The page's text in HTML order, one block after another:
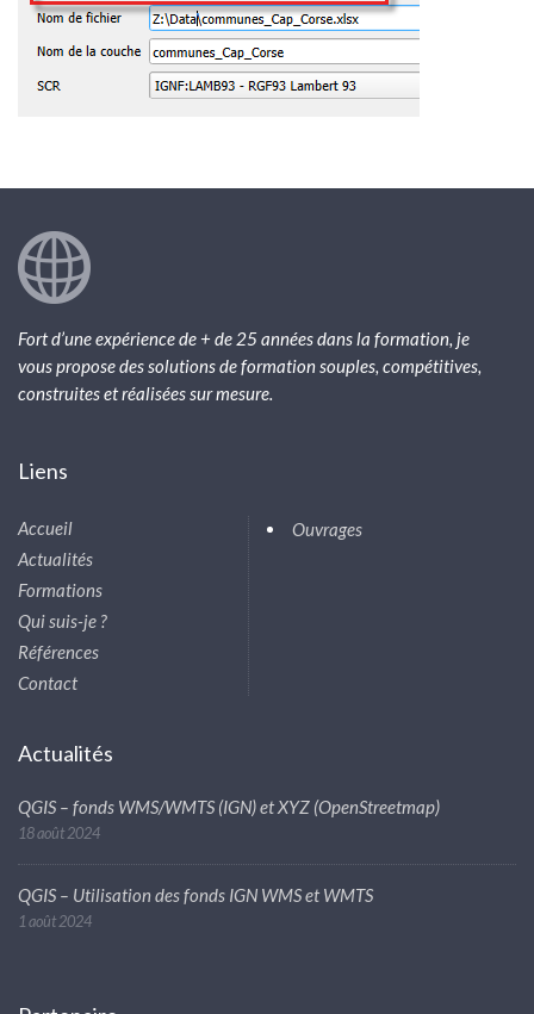
Fort d’une expérience de + de 25 années dans la formation, je
vous propose des solutions de formation souples, compétitives,
construites et réalisées sur mesure.
Liens
Accueil
Actualités
Formations
Qui suis-je ?
Références
Contact
Ouvrages
Actualités
QGIS – fonds WMS/WMTS (IGN) et XYZ (OpenStreetmap)
18 août 2024
QGIS – Utilisation des fonds IGN WMS et WMTS
1 août 2024